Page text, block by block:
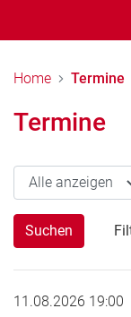
Home Termine
Termine
Jahr wählen
Suchen
11.08.2026 19:00